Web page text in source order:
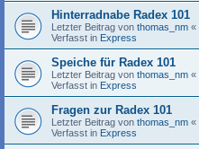
Hinterradnabe Radex 101
Letzter Beitrag von thomas_nm «
Verfasst in Express
Speiche für Radex 101
Letzter Beitrag von thomas_nm «
Verfasst in Express
Fragen zur Radex 101
Letzter Beitrag von thomas_nm «
Verfasst in Express